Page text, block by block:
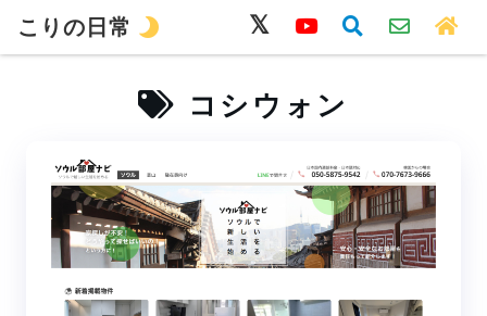
韓国語 旅行 留学 ワーホリ 生活
コシウォン
こりの日常